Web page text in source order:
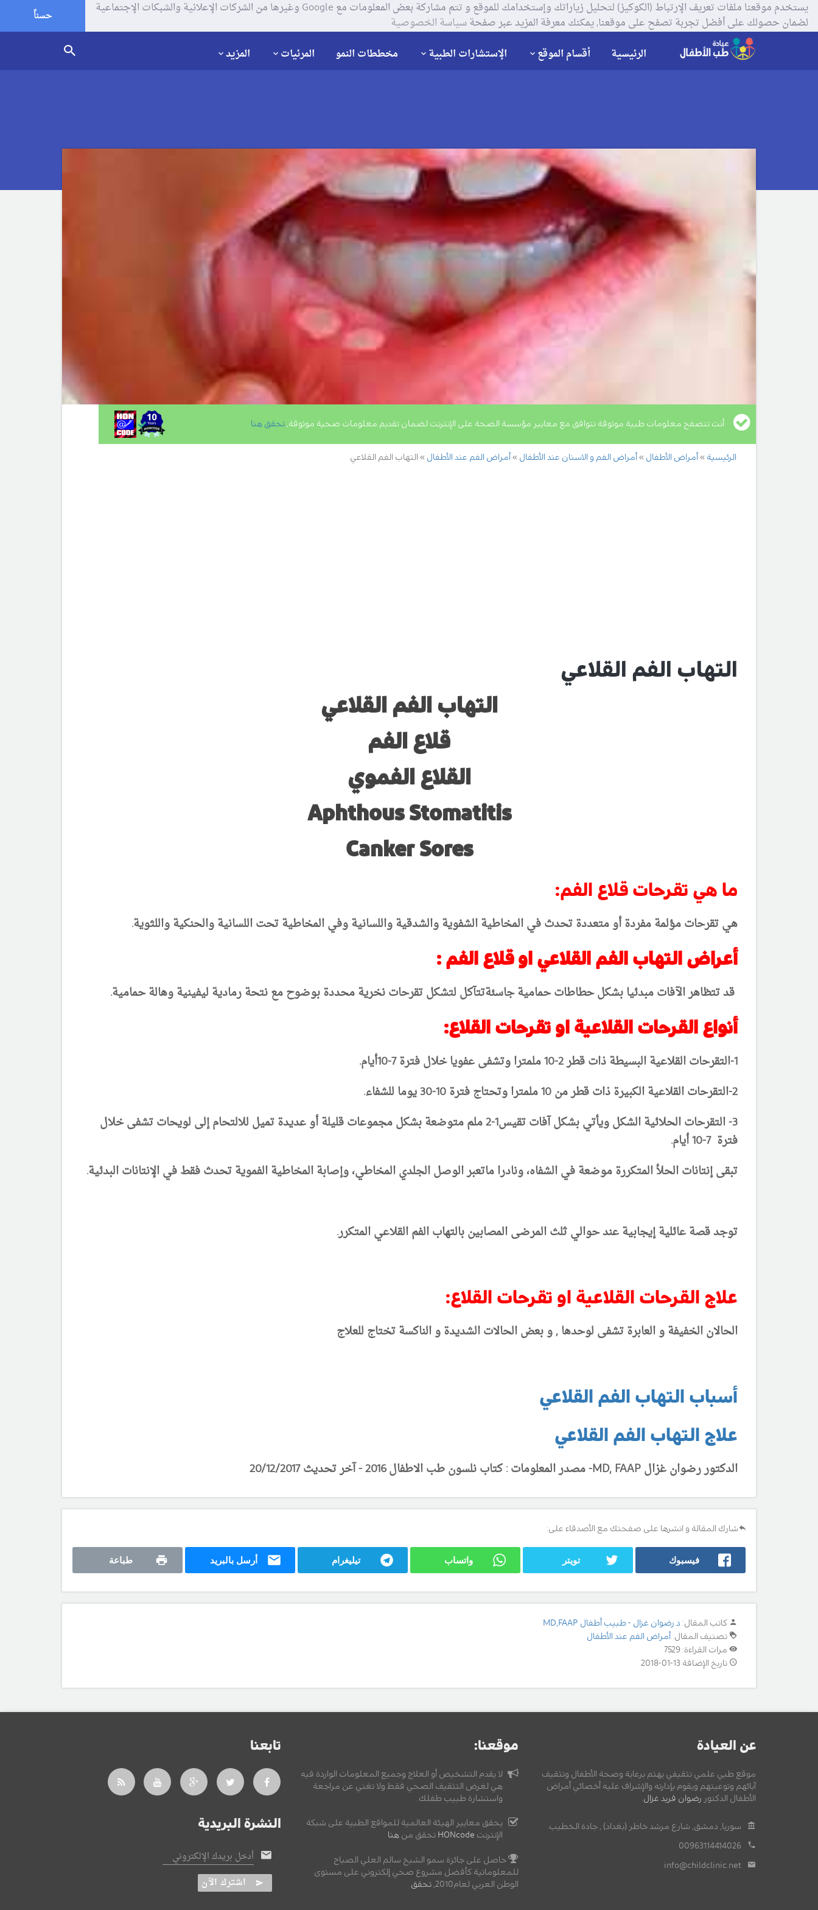
يستخدم موقعنا ملفات تعريف الإرتباط (الكوكيز) لتحليل زياراتك وإستخدامك للموقع و تتم مشاركة بعض المعلومات مع Google وغيرها من الشركات الإعلانية والشبكات الإجتماعية
لضمان حصولك على أفضل تجربة تصفح على موقعنا, يمكنك معرفة المزيد عبر صفحةسياسة الخصوصية حسناً
الرئيسية أقسام الموقع الإستشارات الطبية مخططات النمو المرئيات المزيد
أنت تتصفح معلومات طبية موثوقة تتوافق مع معايير مؤسسة الصحة على الإنترنت لضمان تقديم معلومات صحية موثوقة, تحقق هنا.
الرئيسية أمراض الأطفال أمراض الفم و الاسنان عند الأطفال أمراض الفم عند الأطفال التهاب الفم القلاعي
التهاب الفم القلاعي
التهاب الفم القلاعي
قلاع الفم
القلاع الفموي
Aphthous Stomatitis
Canker Sores
ما هي تقرحات قلاع الفم:
هي تقرحات مؤلمة مفردة أو متعددة تحدث في المخاطية الشفوية والشدقية واللسانية وفي المخاطية تحت اللسانية والحنكية واللثوية.
أعراض التهاب الفم القلاعي او قلاع الفم :
قد تتظاهر الآفات مبدئيا بشكل حطاطاتحمامية جاسئةتتآكل لتشكل تقرحات نخرية محددة بوضوح مع نتحة رمادية ليفينية وهالة حمامية.
أنواع القرحات القلاعية او تقرحات القلاع:
1-التقرحات القلاعية البسيطة ذات قطر 2-10 ملمترا وتشفى عفويا خلال فترة 7-10
أيام.
2-التقرحات القلاعية الكبيرة ذات قطر من 10 ملمترا وتحتاج فترة 10-30 يوما للشفاء.
3- التقرحات الحلائية الشكلويأتي بشكل آفات تقيس1-2
ملم متوضعة بشكل مجموعات قليلة أو عديدة تميل للالتحام إلى لويحات تشفى خلال
فترة 7-10 أيام.
تبقىإنتانات الحلأ المتكررة موضعة في الشفاه، ونادرا ماتعبر الوصل الجلدي المخاطي، وإصابة المخاطية الفموية تحدث فقط في الإنتانات البدئية.
توجد قصة عائلية إيجابية عند حوالي ثلث المرضى المصابين بالتهابالفم القلاعي المتكرر.
علاج القرحات القلاعية او تقرحات القلاع:
الحالان الخفيفة و العابرة تشفى لوحدها , و بعض الحالات الشديدة و الناكسة تختاج للعلاج
أسباب التهاب الفم القلاعي
علاج التهاب الفم القلاعي
الدكتور رضوان غزالMD, FAAP- مصدر المعلومات : كتاب نلسون طب الاطفال 2016 - آخر تحديث 20/12/2017
شارك المقالة و انشرها على صفحتك مع الأصدقاء على:
فيسبوك تويتر واتساب تيليغرام أرسل بالبريد طباعة
كاتب المقال: د.رضوان غزال - طبيب أطفال MD,FAAP
تصنيف المقال: أمراض الفم عند الأطفال
مرات القراءة: 7529
تاريخ الإضافة 13-01-2018
عن العيادة
موقع طبي علمي تثقيفي يهتم برعاية وصحة الأطفال وتثقيف
آبائهم وتوعيتهم ويقوم بإدارته والإشراف عليه أخصائي أمراض
الأطفال الدكتور رضوان فريد غزال
سوريا, دمشق, شارع مرشد خاطر (بغداد) , جادة الخطيب.
00963114414026
info@childclinic.net
موقعنا:
لا يقدم التشخيص أو العلاج وجميع المعلومات الواردة فيه
هي لغرض التثقيف الصحي فقط ولا تغني عن مراجعة
واستشارة طبيب طفلك.
يحقق معايير الهيئة العالمية للمواقع الطبية على شبكة
الإنترنت HONcode تحقق من هنا
حاصل على جائزة سمو الشيخ سالم العلي الصباح
للمعلوماتية كأفضل مشروع صحي إلكتروني على مستوى
الوطن العربي لعام2010,
تحقق
تابعنا
النشرة البريدية
أدخل بريدك الإلكتروني
اشترك الآن